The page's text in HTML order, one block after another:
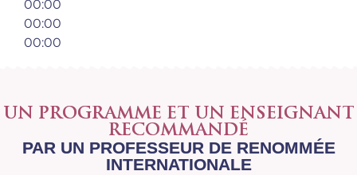
00:00
00:00
00:00
UN PROGRAMME ET UN ENSEIGNANT
RECOMMANDÉ
PAR UN PROFESSEUR DE RENOMMÉE
INTERNATIONALE